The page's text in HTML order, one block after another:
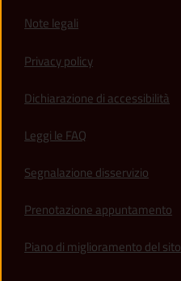
Note legali
Privacy policy
Dichiarazione di accessibilità
Leggi le FAQ
Segnalazione disservizio
Prenotazione appuntamento
Piano di miglioramento del sito